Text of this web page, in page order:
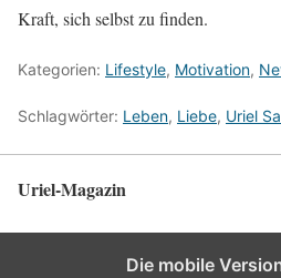
Kraft, sich selbst zu finden.
Kategorien: Lifestyle, Motivation,
Schlagwörter: Leben, Liebe, Uriel
Uriel-Magazin
Die mobile